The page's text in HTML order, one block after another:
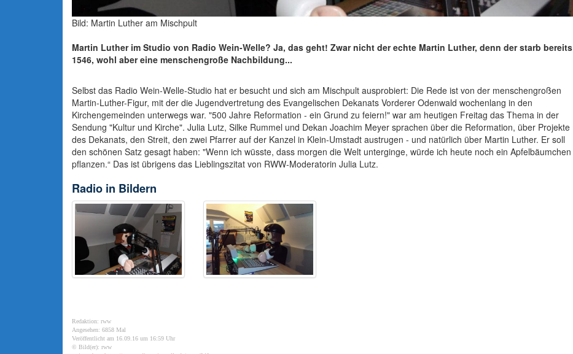
Bild: Martin Luther am Mischpult
Martin Luther im Studio von Radio Wein-Welle? Ja, das geht! Zwar nicht der echte Martin Luther, denn der starb bereits
1546, wohl aber eine menschengroße Nachbildung...
Selbst das Radio Wein-Welle-Studio hat er besucht und sich am Mischpult ausprobiert: Die Rede ist von der menschengroßen
Martin-Luther-Figur, mit der die Jugendvertretung des Evangelischen Dekanats Vorderer Odenwald wochenlang in den
Kirchengemeinden unterwegs war. "500 Jahre Reformation - ein Grund zu feiern!" war am heutigen Freitag das Thema in der
Sendung "Kultur und Kirche". Julia Lutz, Silke Rummel und Dekan Joachim Meyer sprachen über die Reformation, über Projekte
des Dekanats, den Streit, den zwei Pfarrer auf der Kanzel in Klein-Umstadt austrugen - und natürlich über Martin Luther. Er soll
den schönen Satz gesagt haben: "Wenn ich wüsste, dass morgen die Welt unterginge, würde ich heute noch ein Apfelbäumchen
pflanzen.“ Das ist übrigens das Lieblingszitat von RWW-Moderatorin Julia Lutz.
Radio in Bildern
Redaktion: rww
Angesehen: 6858 Mal
Veröffentlicht am 16.09.16 um 16:59 Uhr
© Bild(er): rww